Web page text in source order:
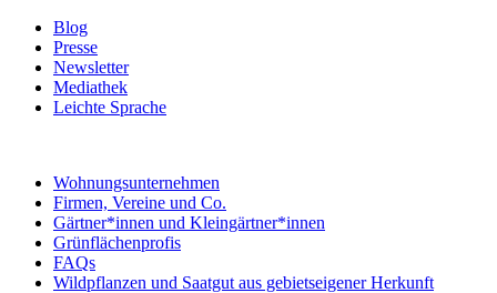
Blog
Presse
Newsletter
Mediathek
Leichte Sprache
Wohnungsunternehmen
Firmen, Vereine und Co.
Gärtner*innen und Kleingärtner*innen
Grünflächenprofis
FAQs
Wildpflanzen und Saatgut aus gebietseigener Herkunft